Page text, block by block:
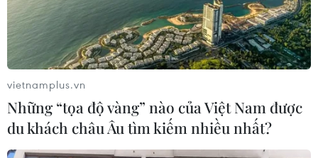
vietnamplus.vn
Những “tọa độ vàng” nào của Việt Nam được
du khách châu Âu tìm kiếm nhiều nhất?